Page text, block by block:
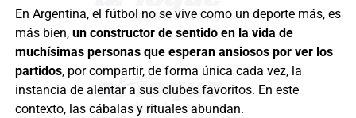
En Argentina, el fútbol no se vive como un deporte más, es
más bien, un constructor de sentido en la vida de
muchísimas personas que esperan ansiosos por ver los
partidos, por compartir, de forma única cada vez, la
instancia de alentar a sus clubes favoritos. En este
contexto, las cábalas y rituales abundan.